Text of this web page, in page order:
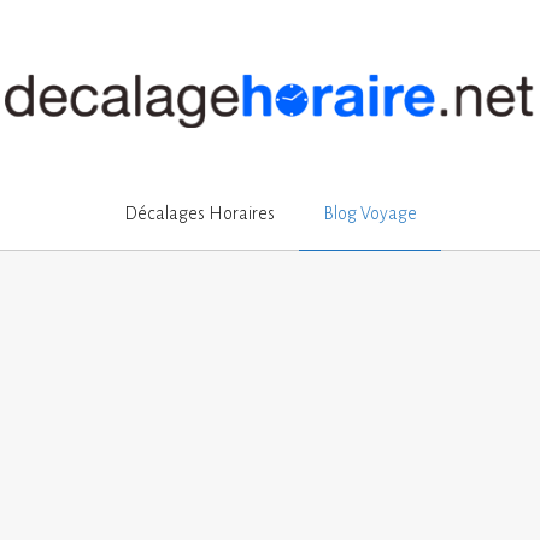
Décalages Horaires Blog Voyage